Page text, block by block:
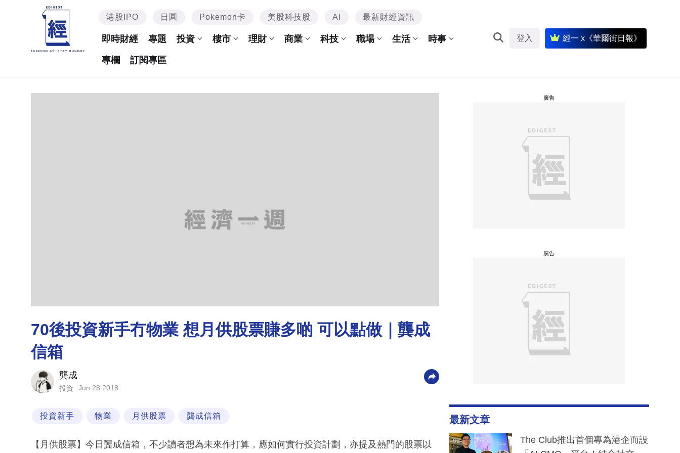
港股IPO 日圓 Pokemon卡 美股科技股 AI 最新財經資訊
即時財經 專題 投資 樓市 理財 商業 科技 職場 生活 時事
專欄 訂閱專區
登入 經一 x《華爾街日報》
70後投資新手冇物業 想月供股票賺多啲 可以點做｜龔成
信箱
龔成
投資 Jun 28 2018
投資新手 物業 月供股票 龔成信箱
【月供股票】今日龔成信箱，不少讀者想為未來作打算，應如何實行投資計劃，亦提及熱門的股票以
廣告
廣告
最新文章
The Club推出首個專為港企而設